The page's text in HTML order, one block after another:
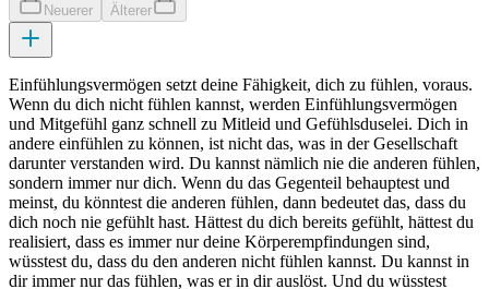
Neuerer Älterer
Einfühlungsvermögen setzt deine Fähigkeit, dich zu fühlen, voraus.
Wenn du dich nicht fühlen kannst, werden Einfühlungsvermögen
und Mitgefühl ganz schnell zu Mitleid und Gefühlsduselei. Dich in
andere einfühlen zu können, ist nicht das, was in der Gesellschaft
darunter verstanden wird. Du kannst nämlich nie die anderen fühlen,
sondern immer nur dich. Wenn du das Gegenteil behauptest und
meinst, du könntest die anderen fühlen, dann bedeutet das, dass du
dich noch nie gefühlt hast. Hättest du dich bereits gefühlt, hättest du
realisiert, dass es immer nur deine Körperempfindungen sind,
wüsstest du, dass du den anderen nicht fühlen kannst. Du kannst in
dir immer nur das fühlen, was er in dir auslöst. Und du wüsstest